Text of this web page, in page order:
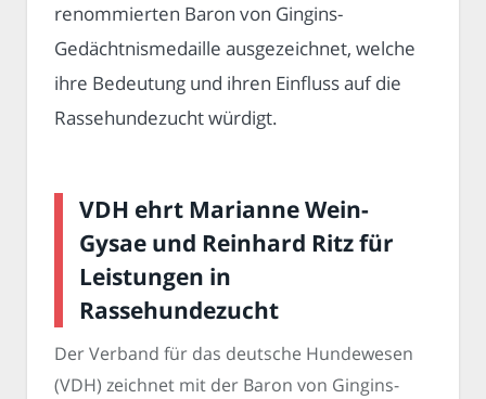
renommierten Baron von Gingins-
Gedächtnismedaille ausgezeichnet, welche
ihre Bedeutung und ihren Einfluss auf die
Rassehundezucht würdigt.
VDH ehrt Marianne Wein-
Gysae und Reinhard Ritz für
Leistungen in
Rassehundezucht
Der Verband für das deutsche Hundewesen
(VDH) zeichnet mit der Baron von Gingins-